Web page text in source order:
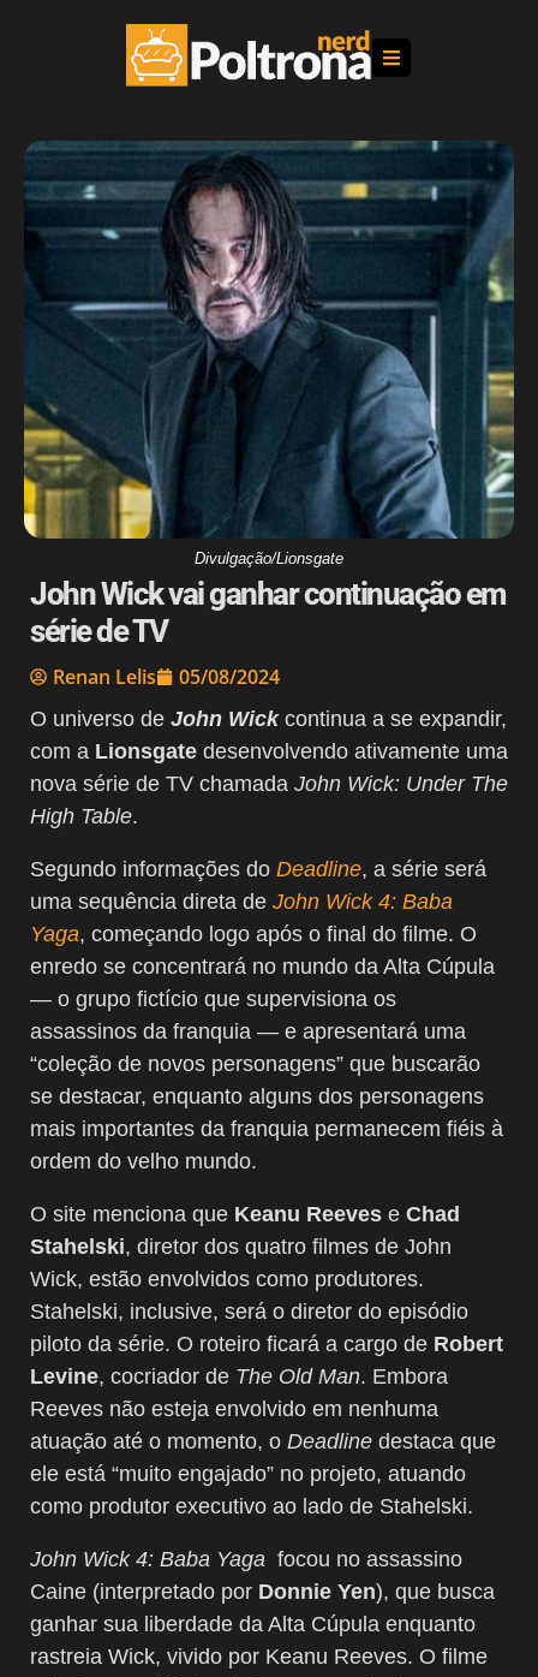
Divulgação/Lionsgate
John Wick vai ganhar continuação em
série de TV
Renan Lelis 05/08/2024
O universo de John Wickcontinua a se expandir,
com a Lionsgate desenvolvendo ativamente uma
nova série de TV chamada John Wick: Under The
High Table.
Segundo informações do Deadline, a série será
uma sequência direta de John Wick 4: Baba
Yaga, começando logo após o final do filme. O
enredo se concentrará no mundo da Alta Cúpula
— o grupo fictício que supervisiona os
assassinos da franquia — e apresentará uma
“coleção de novos personagens” que buscarão
se destacar, enquanto alguns dos personagens
mais importantes da franquia permanecem fiéis à
ordem do velho mundo.
O site menciona que Keanu Reeves e Chad
Stahelski, diretor dos quatro filmes de John
Wick, estão envolvidos como produtores.
Stahelski, inclusive, será o diretor do episódio
piloto da série. O roteiro ficará a cargo de Robert
Levine, cocriador de The Old Man. Embora
Reeves não esteja envolvido em nenhuma
atuação até o momento, o Deadline destaca que
ele está “muito engajado” no projeto, atuando
como produtor executivo ao lado de Stahelski.
John Wick 4: Baba Yaga focou no assassino
Caine (interpretado por Donnie Yen), que busca
ganhar sua liberdade da Alta Cúpula enquanto
rastreia Wick, vivido por Keanu Reeves. O filme